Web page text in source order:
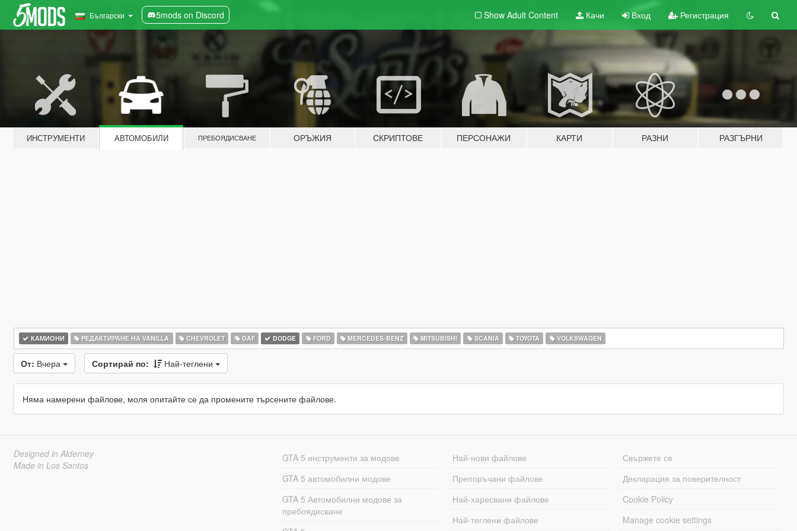
Български 5mods on Discord Show Adult Content Качи Вход Регистрация
ИНСТРУМЕНТИ АВТОМОБИЛИ ПРЕБОЯДИСВАНЕ ОРЪЖИЯ СКРИПТОВЕ ПЕРСОНАЖИ КАРТИ РАЗНИ РАЗГЪРНИ
КАМИОНИ РЕДАКТИРАНЕ НА VANILLA CHEVROLET DAF DODGE FORD MERCEDES-BENZ MITSUBISHI SCANIA TOYOTA VOLKSWAGEN
От: Вчера Сортирай по: Най-теглени
Няма намерени файлове, моля опитайте се да промените търсените файлове.
Designed in Alderney
Made in Los Santos
GTA 5 инструменти за модове
GTA 5 автомобилни модове
GTA 5 Автомобилни модове за
пребоядисване
Най-нови файлове
Препоръчани файлове
Най-харесвани файлове
Най-теглени файлове
Свържете се
Декларация за поверителност
Cookie Policy
Manage cookie settings